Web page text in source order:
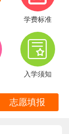
学费标准
入学须知
志愿填报